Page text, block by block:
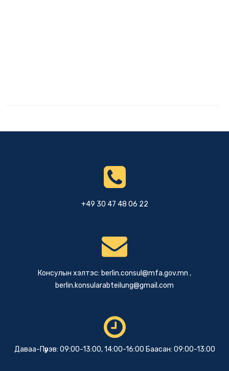
+49 30 47 48 06 22
Консулын хэлтэс: berlin.consul@mfa.gov.mn ,
berlin.konsularabteilung@gmail.com
Даваа-Пүрэв: 09:00-13:00, 14:00-16:00 Баасан: 09:00-13:00